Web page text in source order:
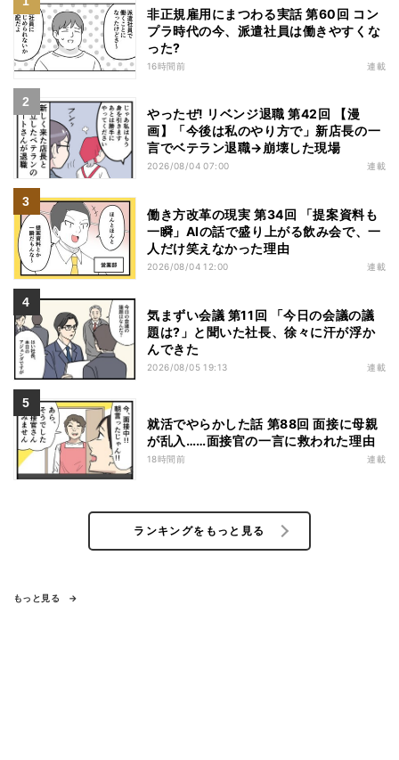
非正規雇用にまつわる実話 第60回 コン
プラ時代の今、派遣社員は働きやすくな
った?
16時間前 連載
やったぜ! リベンジ退職 第42回 【漫
画】「今後は私のやり方で」新店長の一
言でベテラン退職→崩壊した現場
2026/08/04 07:00 連載
働き方改革の現実 第34回 「提案資料も
一瞬」AIの話で盛り上がる飲み会で、一
人だけ笑えなかった理由
2026/08/04 12:00 連載
気まずい会議 第11回 「今日の会議の議
題は?」と聞いた社長、徐々に汗が浮か
んできた
2026/08/05 19:13 連載
就活でやらかした話 第88回 面接に母親
が乱入……面接官の一言に救われた理由
18時間前 連載
ランキングをもっと見る
もっと見る